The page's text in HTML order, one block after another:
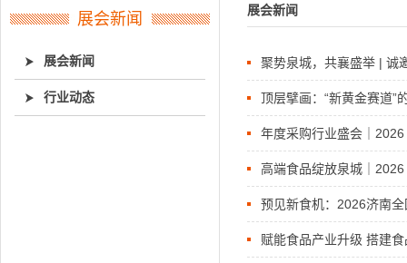
展会新闻
展会新闻
行业动态
展会新闻
聚势泉城，共襄盛举 | 诚
顶层擘画：“新黄金赛道”
年度采购行业盛会｜
高端食品绽放泉城｜
预见新食机：2026济南
赋能食品产业升级 搭建